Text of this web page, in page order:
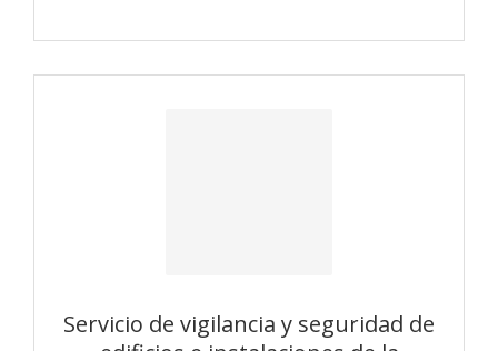
Servicio de vigilancia y seguridad de